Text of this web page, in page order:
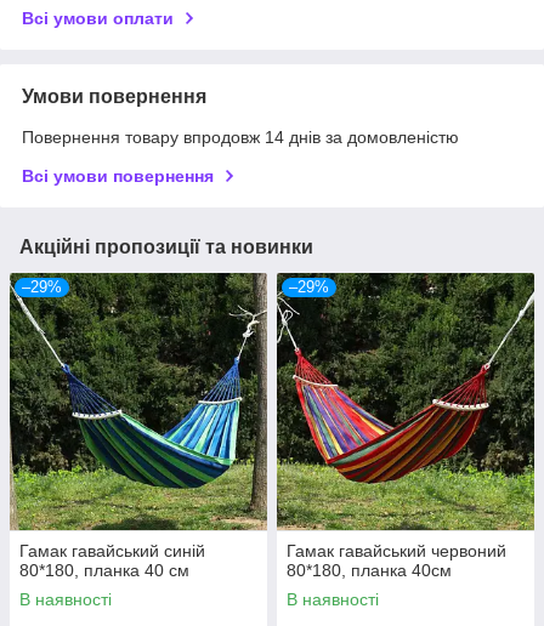
Всі умови оплати
Умови повернення
Повернення товару впродовж 14 днів за домовленістю
Всі умови повернення
Акційні пропозиції та новинки
–29%
Гамак гавайський синій
80*180, планка 40 см
В наявності
–29%
Гамак гавайський червоний
80*180, планка 40см
В наявності